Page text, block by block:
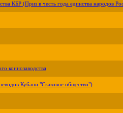
КБР (Приз в честь года единства народов
коннозаводства
Кубани "Скаковое общество")